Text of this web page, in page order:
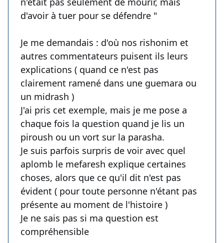
d'avoir à tuer pour se défendre "
Je me demandais : d'où nos rishonim et
autres commentateurs puisent ils leurs
explications ( quand ce n'est pas
clairement ramené dans une guemara ou
un midrash )
J'ai pris cet exemple, mais je me pose a
chaque fois la question quand je lis un
piroush ou un vort sur la parasha.
Je suis parfois surpris de voir avec quel
aplomb le mefaresh explique certaines
choses, alors que ce qu'il dit n'est pas
évident ( pour toute personne n'étant pas
présente au moment de l'histoire )
Je ne sais pas si ma question est
compréhensible